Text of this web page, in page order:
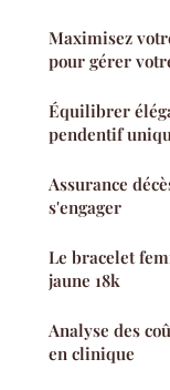
Maximisez
pour gérer
Équilibrer
pendentif
Assurance
s'engager
Le bracelet
jaune 18k
Analyse des
en clinique